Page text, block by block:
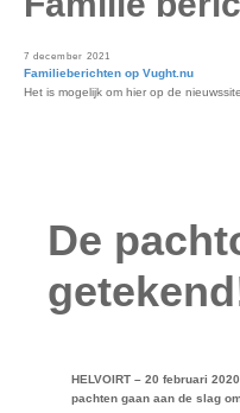
7 december 2021
Familieberichten op Vught.nu
Het is mogelijk om hier op de
De
HELVOIRT – 20 februari
pachten gaan aan de slag